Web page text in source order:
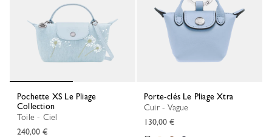
Pochette XS Le Pliage
Collection
Toile - Ciel
240,00 €
Porte-clés Le Pliage Xtra
Cuir - Vague
130,00 €